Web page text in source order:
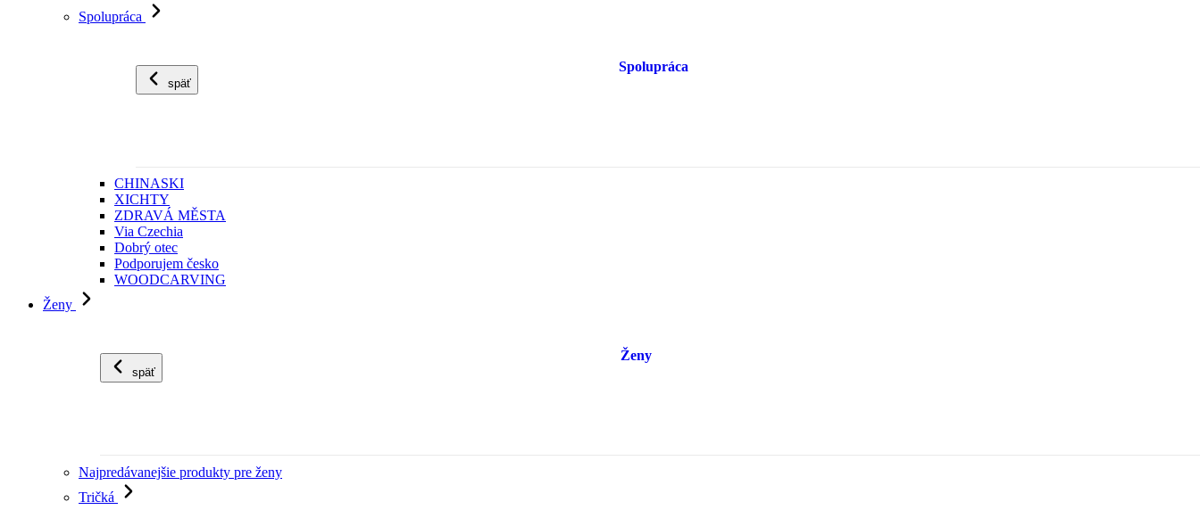
Spolupráca
späť
Spolupráca
CHINASKI
XICHTY
ZDRAVÁ MĚSTA
Via Czechia
Dobrý otec
Podporujem česko
WOODCARVING
Ženy
späť
Ženy
Najpredávanejšie produkty pre ženy
Tričká